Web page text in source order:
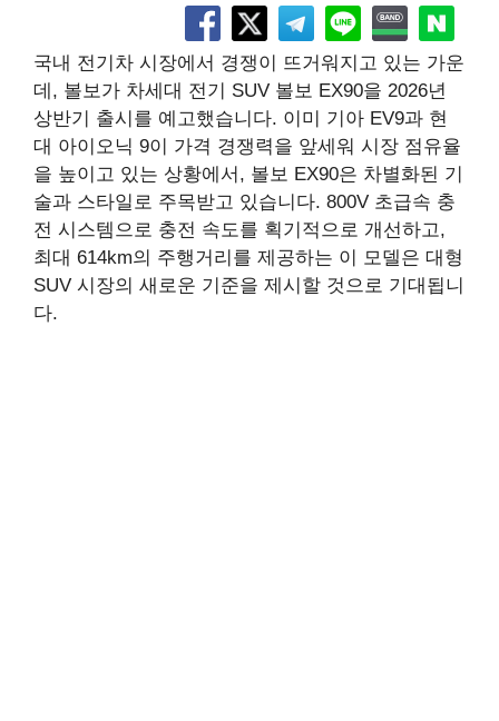
국내 전기차 시장에서 경쟁이 뜨거워지고 있는 가운
데, 볼보가 차세대 전기 SUV 볼보 EX90을 2026년
상반기 출시를 예고했습니다. 이미 기아 EV9과 현
대 아이오닉 9이 가격 경쟁력을 앞세워 시장 점유율
을 높이고 있는 상황에서, 볼보 EX90은 차별화된 기
술과 스타일로 주목받고 있습니다. 800V 초급속 충
전 시스템으로 충전 속도를 획기적으로 개선하고,
최대 614km의 주행거리를 제공하는 이 모델은 대형
SUV 시장의 새로운 기준을 제시할 것으로 기대됩니
다.